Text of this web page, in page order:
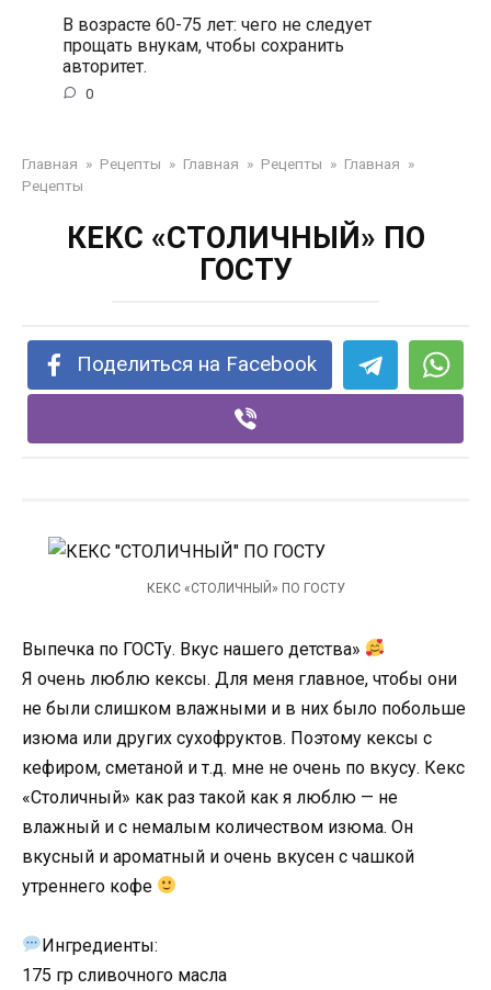
В возрасте 60-75 лет: чего не следует
прощать внукам, чтобы сохранить
авторитет.
0
Главная » Рецепты » Главная » Рецепты » Главная »
Рецепты
КЕКС «СТОЛИЧНЫЙ» ПО
ГОСТУ
Поделиться на Facebook
КЕКС «СТОЛИЧНЫЙ» ПО ГОСТУ
Выпечка по ГОСТу. Вкус нашего детства»
Я очень люблю кексы. Для меня главное, чтобы они
не были слишком влажными и в них было побольше
изюма или других сухофруктов. Поэтому кексы с
кефиром, сметаной и т.д. мне не очень по вкусу. Кекс
«Столичный» как раз такой как я люблю — не
влажный и с немалым количеством изюма. Он
вкусный и ароматный и очень вкусен с чашкой
утреннего кофе
Ингредиенты:
175 гр сливочного масла